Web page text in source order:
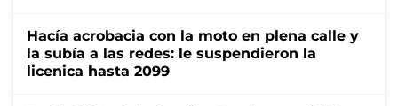
Hacía acrobacia con la moto en plena calle y
la subía a las redes: le suspendieron la
licenica hasta 2099